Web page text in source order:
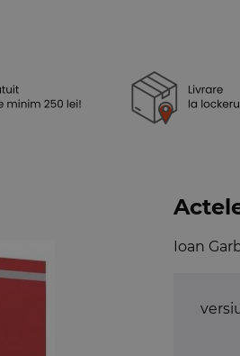
Ioan